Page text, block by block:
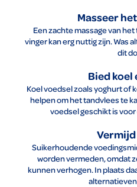
Masseer
Een zachte massage van
vinger kan erg nuttig zijn. Was
dit
Bied koel
Koel voedsel zoals yoghurt
helpen om het tandvlees te
voedsel geschikt is
Suikerhoudende
worden vermeden, omdat
kunnen verhogen. In plaats